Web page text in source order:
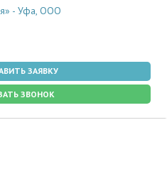
- Уфа, ООО
ЗАЯВКУ
ЗВОНОК